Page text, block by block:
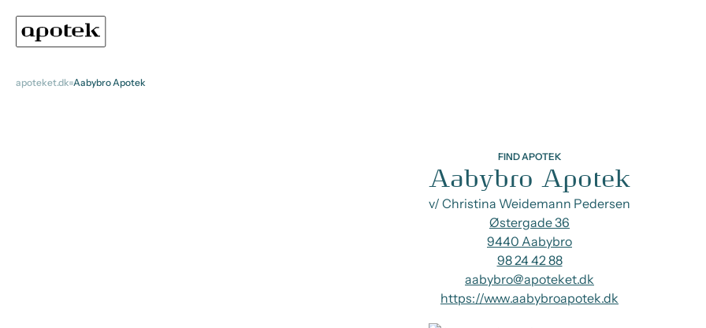
apoteket.dk Aabybro Apotek
FIND APOTEK
Aabybro Apotek
v/ Christina Weidemann Pedersen
Østergade 36
9440 Aabybro
98 24 42 88
aabybro@apoteket.dk
https://www.aabybroapotek.dk